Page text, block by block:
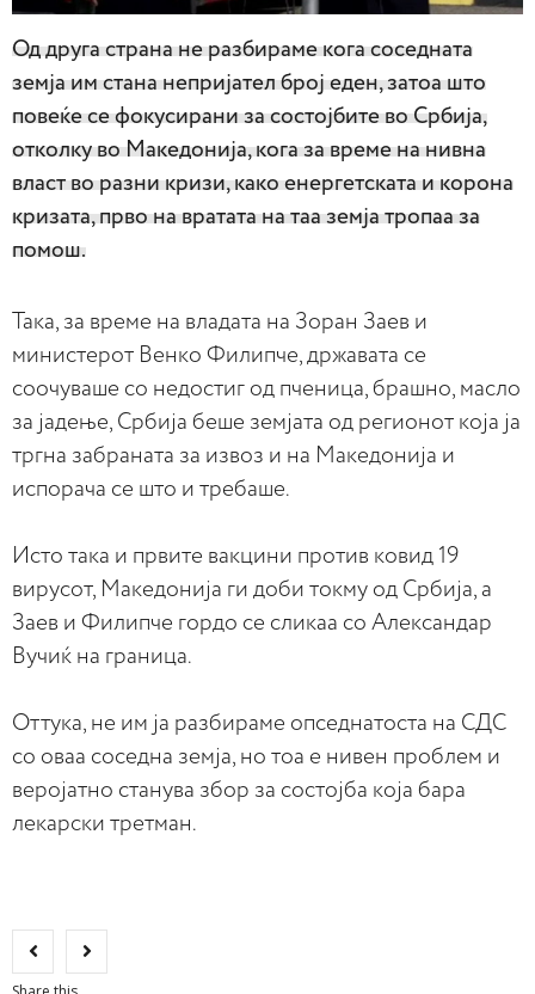
Од друга страна не разбираме кога соседната
земја им стана непријател број еден, затоа што
повеќе се фокусирани за состојбите во Србија,
отколку во Македонија, кога за време на нивна
власт во разни кризи, како енергетската и корона
кризата, прво на вратата на таа земја тропаа за
помош.
Така, за време на владата на Зоран Заев и
министерот Венко Филипче, државата се
соочуваше со недостиг од пченица, брашно, масло
за јадење, Србија беше земјата од регионот која ја
тргна забраната за извоз и на Македонија и
испорача се што и требаше.
Исто така и првите вакцини против ковид 19
вирусот, Македонија ги доби токму од Србија, а
Заев и Филипче гордо се сликаа со Александар
Вучиќ на граница.
Оттука, не им ја разбираме опседнатоста на СДС
со оваа соседна земја, но тоа е нивен проблем и
веројатно станува збор за состојба која бара
лекарски третман.